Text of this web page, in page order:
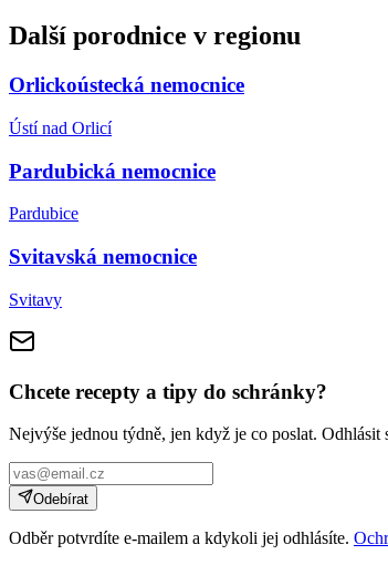
Další porodnice v regionu
Orlickoústecká nemocnice
Ústí nad Orlicí
Pardubická nemocnice
Pardubice
Svitavská nemocnice
Svitavy
Chcete recepty a tipy do schránky?
Nejvýše jednou týdně, jen když je co poslat. Odhlásit
Odebírat
Odběr potvrdíte e-mailem a kdykoli jej odhlásíte.